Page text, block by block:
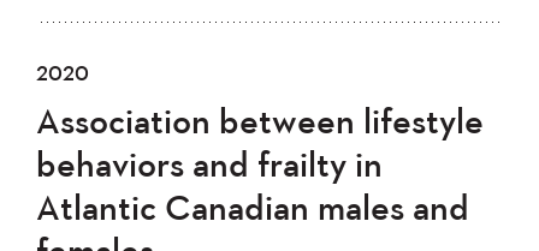
Tout
2021
2020
2019
2018
2017
2016
2015
2014
2013
2012
Plus récent au plus ancien
Plus ancien au plus récent
Appliquer
2020
Association between lifestyle
behaviors and frailty in
Atlantic Canadian males and